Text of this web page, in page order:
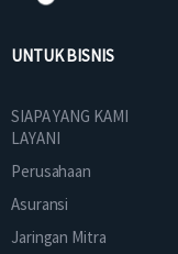
UNTUK BISNIS
SIAPA YANG KAMI
LAYANI
Perusahaan
Asuransi
Jaringan Mitra